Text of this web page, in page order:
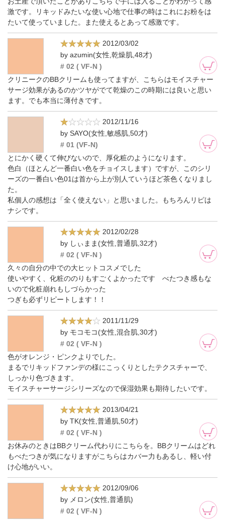
激です。リキッドみたいな使い心地で仕事の時はこれにお粉をは
たいて使っていました。また使えるとあって感激です。
2012/03/02
by azumin(女性,乾燥肌,48才)
# 02 ( VF-N )
クリニークのBBクリームも使ってますが、こちらはモイスチャー
サージ効果があるのかツヤがでて乾燥のこの時期には良いと思い
ます。でも本当に薄付きです。
2012/11/16
by SAYO(女性,敏感肌,50才)
# 01 (VF-N)
とにかく硬くて伸びないので、厚化粧のようになります。
色白（ほとんど一番白い色をチョイスします）ですが、このシリ
ーズの一番白い色01は首から上が別人ていうほど茶色くなりまし
た。
私個人の感想は「全く使えない」と思いました。もちろんリピは
ナシです。
2012/02/28
by しぃまま(女性,普通肌,32才)
# 02 ( VF-N )
久々の自分の中での大ヒットコスメでした
使いやすく、化粧ののりもすごくよかったです べたつき感もな
いので化粧崩れもしづらかった
つぎも必ずリピートします！！
2011/11/29
by モコモコ(女性,混合肌,30才)
# 02 ( VF-N )
色がオレンジ・ピンクよりでした。
まるでリキッドファンデの様にこっくりとしたテクスチャーで、
しっかり色づきます。
モイスチャーサージシリーズなので保湿効果も期待したいです。
2013/04/21
by TK(女性,普通肌,50才)
# 02 ( VF-N )
お休みのときはBBクリーム代わりにこちらを。BBクリームはどれ
もべたつきが気になりますがこちらはカバー力もあるし、軽い付
け心地がいい。
2012/09/06
by メロン(女性,普通肌)
# 02 ( VF-N )